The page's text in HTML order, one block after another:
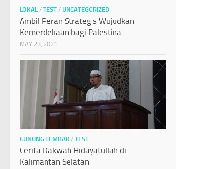
LOKAL / TEST / UNCATEGORIZED
Ambil Peran Strategis Wujudkan
Kemerdekaan bagi Palestina
MAY 23, 2021
GUNUNG TEMBAK / TEST
Cerita Dakwah Hidayatullah di
Kalimantan Selatan